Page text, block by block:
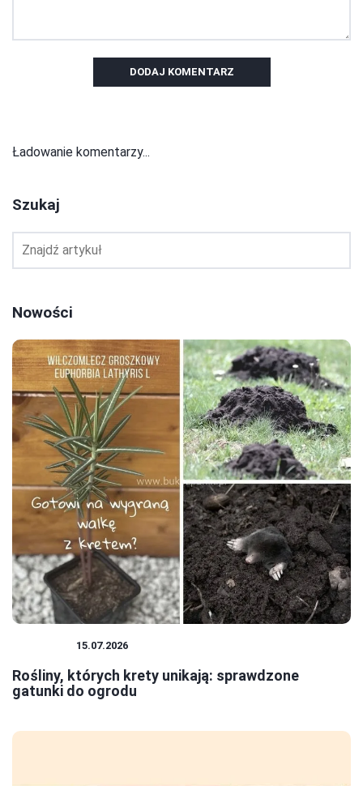
DODAJ KOMENTARZ
Ładowanie komentarzy...
Szukaj
Nowości
15.07.2026
Rośliny, których krety unikają: sprawdzone
gatunki do ogrodu